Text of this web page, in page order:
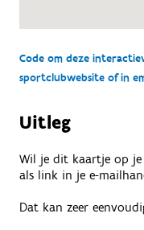
Code om deze
sportclubwebsite of in
Uitleg
Wil je dit kaartje op
als link in je e-
Dat kan zeer